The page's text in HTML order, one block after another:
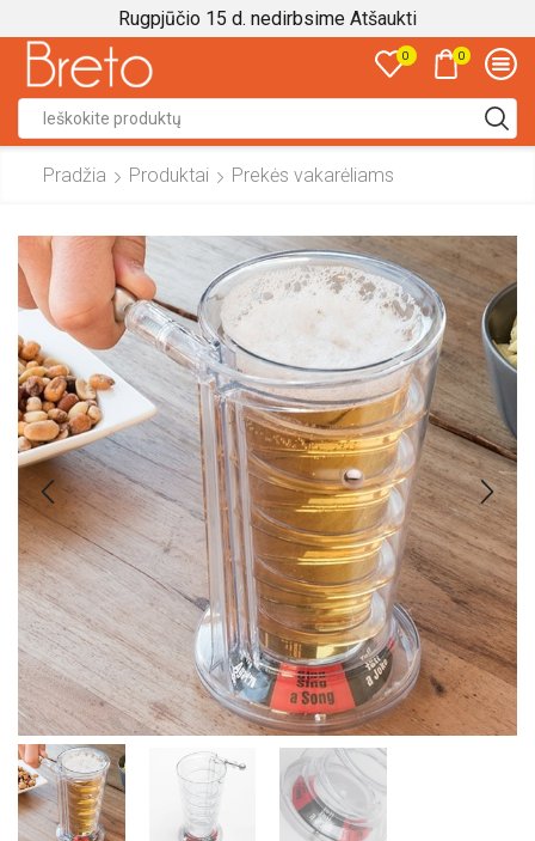
Rugpjūčio 15 d. nedirbsime Atšaukti
0 0
input
Pradžia Produktai Prekės vakarėliams